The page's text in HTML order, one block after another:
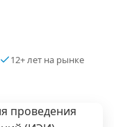
12+ лет на рынке